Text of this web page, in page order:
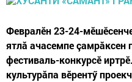
Февралӗн 23-24-
ятлă ачасемпе çамрăксен
фестиваль-конкурсӗ
культурăпа вӗрентӳ